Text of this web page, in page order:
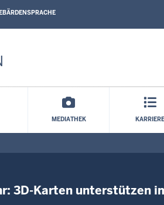
MEDIATHEK KARRIERE
3D-Karten unterstützen